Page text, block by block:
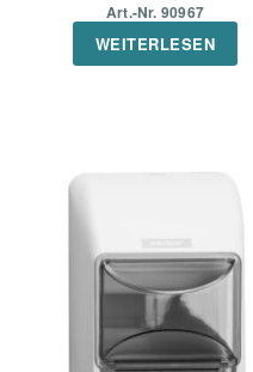
Art.-Nr. 90967
WEITERLESEN